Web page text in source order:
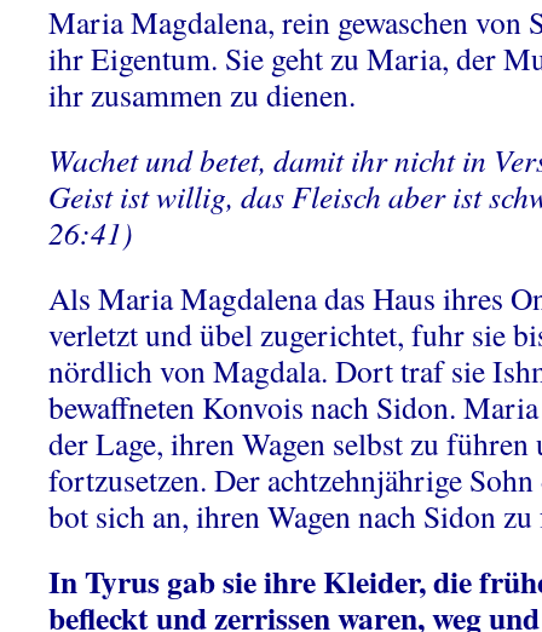
Maria Magdalena, rein gewaschen von
ihr Eigentum. Sie geht zu Maria, der
ihr zusammen zu dienen.
Wachet und betet, damit ihr nicht in
Geist ist willig, das Fleisch aber ist
26:41)
Als Maria Magdalena das Haus ihres
verletzt und übel zugerichtet, fuhr sie
nördlich von Magdala. Dort traf sie
bewaffneten Konvois nach Sidon.
der Lage, ihren Wagen selbst zu
fortzusetzen. Der achtzehnjährige
bot sich an, ihren Wagen nach Sidon
In Tyrus gab sie ihre Kleider, die
befleckt und zerrissen waren, weg